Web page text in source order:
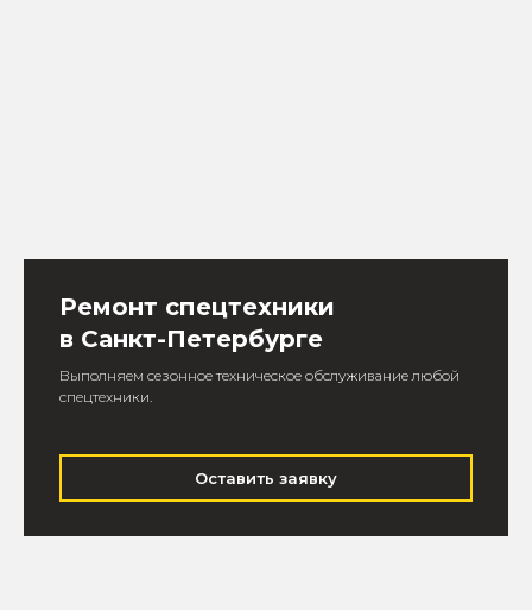
Ремонт спецтехники
в Санкт-Петербурге
Выполняем сезонное техническое обслуживание любой
спецтехники.
Оставить заявку